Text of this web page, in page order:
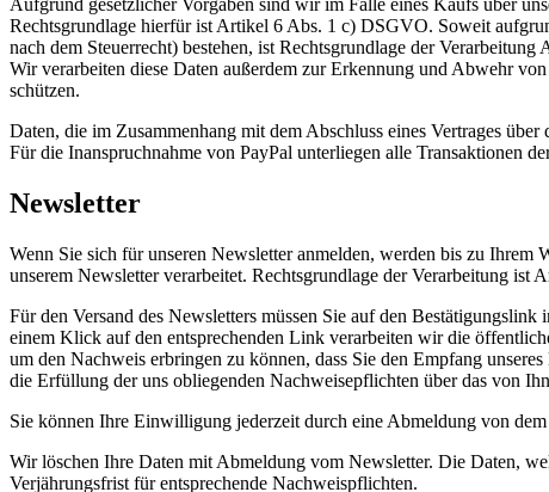
Rechtsgrundlage hierfür ist Artikel 6 Abs. 1 c) DSGVO. Soweit
nach dem Steuerrecht) bestehen, ist Rechtsgrundlage der
Wir verarbeiten diese Daten außerdem zur Erkennung und Abwehr
schützen.
Daten, die im Zusammenhang mit dem Abschluss eines Vertrages
Für die Inanspruchnahme von PayPal unterliegen alle Transaktionen
Newsletter
Wenn Sie sich für unseren Newsletter anmelden, werden bis zu
unserem Newsletter verarbeitet. Rechtsgrundlage der Verarbeitung ist
Für den Versand des Newsletters müssen Sie auf den
einem Klick auf den entsprechenden Link verarbeiten wir die
um den Nachweis erbringen zu können, dass Sie den Empfang
die Erfüllung der uns obliegenden Nachweisepflichten über das von
Sie können Ihre Einwilligung jederzeit durch eine Abmeldung von
Wir löschen Ihre Daten mit Abmeldung vom Newsletter. Die Daten,
Verjährungsfrist für entsprechende Nachweispflichten.